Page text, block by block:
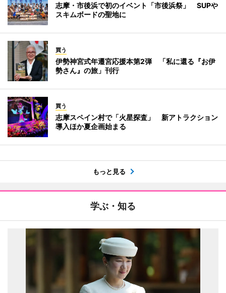
志摩・市後浜で初のイベント「市後浜祭」 SUPや
スキムボードの聖地に
買う
伊勢神宮式年遷宮応援本第2弾 「私に還る『お伊
勢さん』の旅」刊行
買う
志摩スペイン村で「火星探査」 新アトラクション
導入ほか夏企画始まる
もっと見る
学ぶ・知る